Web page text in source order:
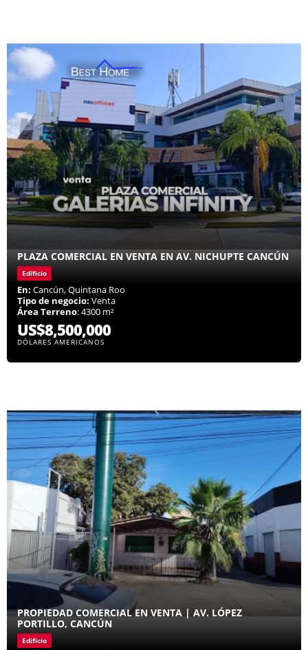
PLAZA COMERCIAL EN VENTA EN AV. NICHUPTE CANCÚN
Edificio
En: Cancún, Quintana Roo
Tipo de negocio: Venta
Área Terreno: 4300 m²
US$8,500,000
DÓLARES AMERICANOS
PROPIEDAD COMERCIAL EN VENTA | AV. LÓPEZ
PORTILLO, CANCÚN
Edificio